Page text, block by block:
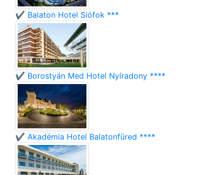
✔️ Balaton Hotel Siófok ***
✔️ Borostyán Med Hotel Nyíradony ****
✔️ Akadémia Hotel Balatonfüred ****